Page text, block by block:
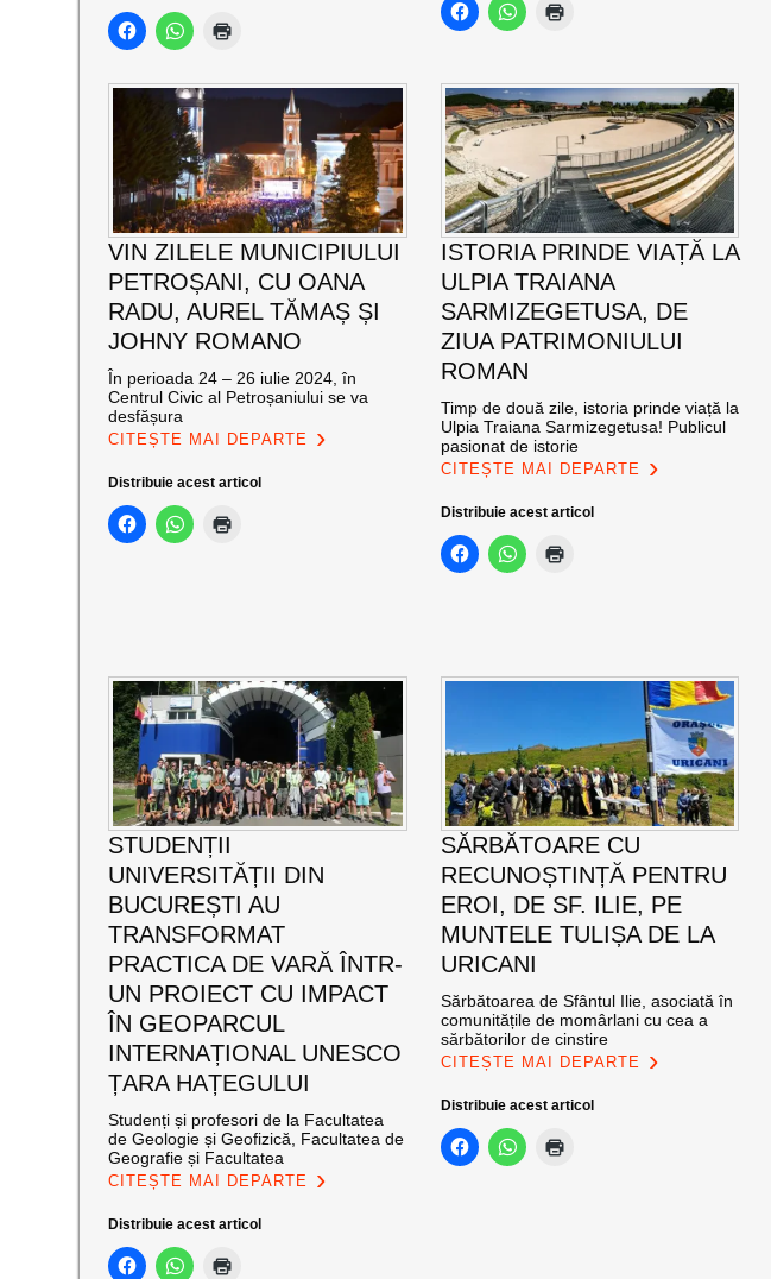
VIN ZILELE MUNICIPIULUI
PETROȘANI, CU OANA
RADU, AUREL TĂMAȘ ȘI
JOHNY ROMANO
În perioada 24 – 26 iulie 2024, în
Centrul Civic al Petroșaniului se va
desfășura
CITEȘTE MAI DEPARTE
Distribuie acest articol
ISTORIA PRINDE VIAȚĂ LA
ULPIA TRAIANA
SARMIZEGETUSA, DE
ZIUA PATRIMONIULUI
ROMAN
Timp de două zile, istoria prinde viață la
Ulpia Traiana Sarmizegetusa! Publicul
pasionat de istorie
CITEȘTE MAI DEPARTE
Distribuie acest articol
STUDENȚII
UNIVERSITĂȚII DIN
BUCUREȘTI AU
TRANSFORMAT
PRACTICA DE VARĂ ÎNTR-
UN PROIECT CU IMPACT
ÎN GEOPARCUL
INTERNAȚIONAL UNESCO
ȚARA HAȚEGULUI
Studenți și profesori de la Facultatea
de Geologie și Geofizică, Facultatea de
Geografie și Facultatea
CITEȘTE MAI DEPARTE
Distribuie acest articol
SĂRBĂTOARE CU
RECUNOȘTINȚĂ PENTRU
EROI, DE SF. ILIE, PE
MUNTELE TULIȘA DE LA
URICANI
Sărbătoarea de Sfântul Ilie, asociată în
comunitățile de momârlani cu cea a
sărbătorilor de cinstire
CITEȘTE MAI DEPARTE
Distribuie acest articol